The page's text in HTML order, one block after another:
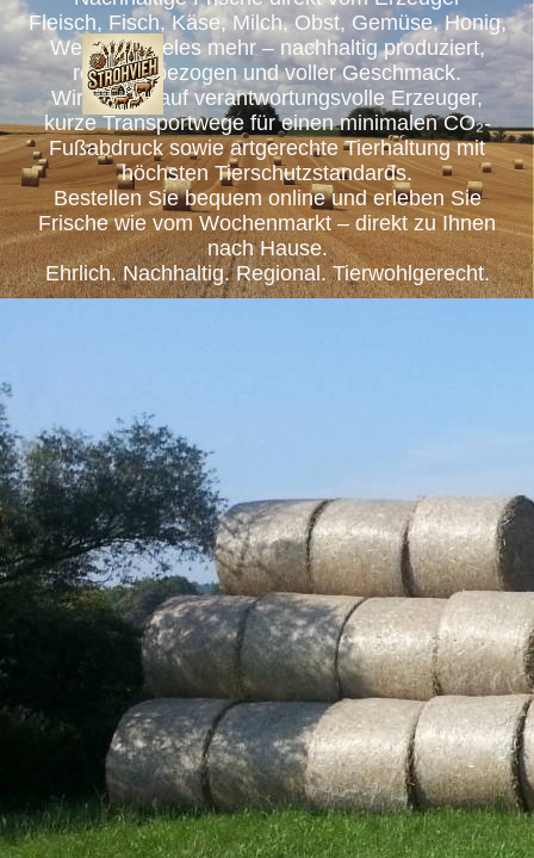
Fleisch, Fisch, Käse, Milch, Obst, Gemüse, Honig,
Wein und vieles mehr – nachhaltig produziert,
regional bezogen und voller Geschmack.
Wir setzen auf verantwortungsvolle Erzeuger,
kurze Transportwege für einen minimalen CO₂-
Fußabdruck sowie artgerechte Tierhaltung mit
höchsten Tierschutzstandards.
Bestellen Sie bequem online und erleben Sie
Frische wie vom Wochenmarkt – direkt zu Ihnen
nach Hause.
Ehrlich. Nachhaltig. Regional. Tierwohlgerecht.